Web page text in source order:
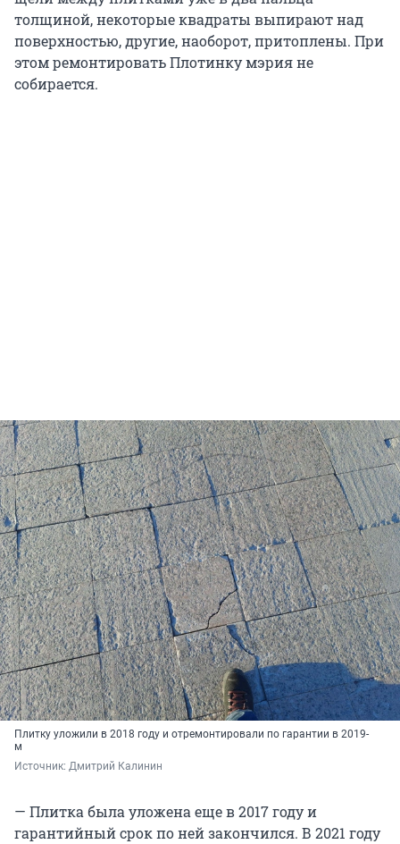
толщиной, некоторые квадраты выпирают над
поверхностью, другие, наоборот, притоплены. При
этом ремонтировать Плотинку мэрия не
собирается.
Плитку уложили в 2018 году и отремонтировали по гарантии в 2019-
м
Источник: Дмитрий Калинин
— Плитка была уложена еще в 2017 году и
гарантийный срок по ней закончился. В 2021 году